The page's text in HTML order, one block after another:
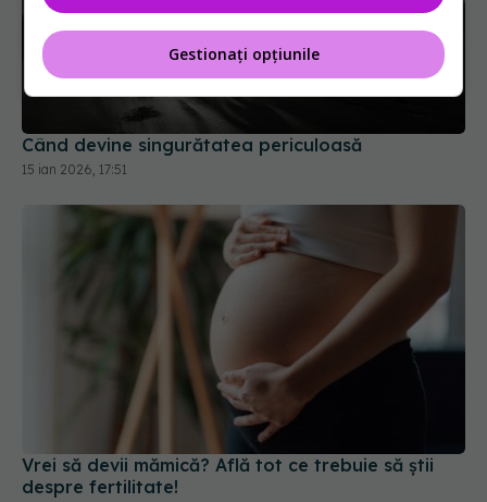
Când devine singurătatea periculoasă
15 ian 2026, 17:51
Vrei să devii mămică? Află tot ce trebuie să știi
despre fertilitate!
Gestionați opțiunile